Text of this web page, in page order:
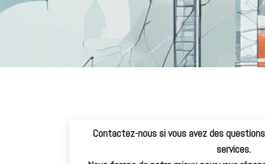
Contactez-nous si vous avez des
services.